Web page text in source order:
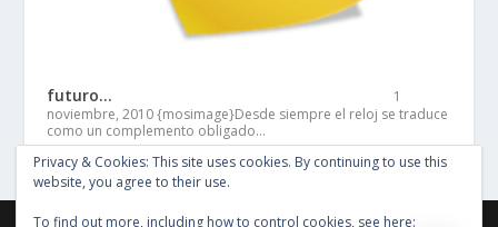
futuro…
1
noviembre, 2010 {mosimage}Desde siempre el reloj se traduce
como un complemento obligado…
Privacy & Cookies: This site uses cookies. By continuing to use this
website, you agree to their use.
To find out more, including how to control cookies, see here: